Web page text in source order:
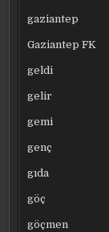
gaziantep
Gaziantep FK
geldi
gelir
gemi
genç
gıda
göç
göçmen